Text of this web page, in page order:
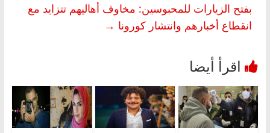
بفتح الزيارات للمحبوسين: مخاوف أهاليهم تتزايد مع
انقطاع أخبارهم وانتشار كورونا →